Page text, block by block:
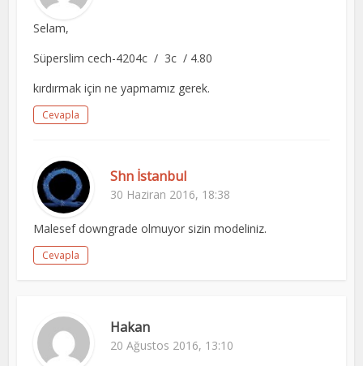
Selam,
Süperslim cech-4204c / 3c / 4.80
kırdırmak için ne yapmamız gerek.
Cevapla
Shn İstanbul
30 Haziran 2016, 18:38
Malesef downgrade olmuyor sizin modeliniz.
Cevapla
Hakan
20 Ağustos 2016, 13:10